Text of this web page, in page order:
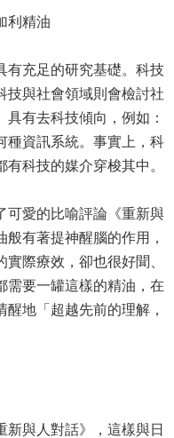
利精油
充足的研究基礎。科技
技與社會領域則會檢討社
有去科技傾向，例如：
種資訊系統。事實上，科
科技的媒介穿梭其中。
愛的比喻評論《重新與
有著提神醒腦的作用，
際療效，卻也很好聞、
需要一罐這樣的精油，在
地「超越先前的理解，
與人對話》，這樣與日